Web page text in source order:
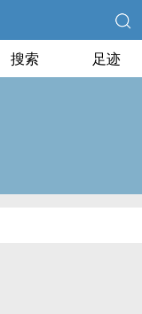
搜索 足迹